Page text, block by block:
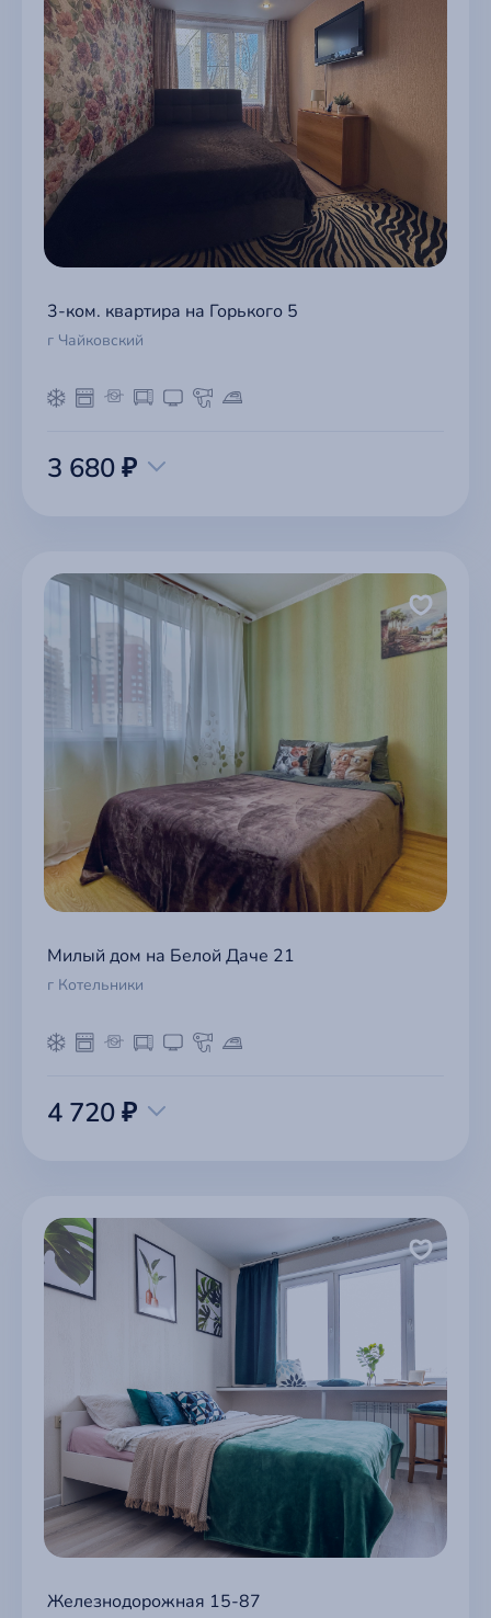
3-ком. квартира на Горького 5
г Чайковский
3 680 ₽
Милый дом на Белой Даче 21
г Котельники
4 720 ₽
Железнодорожная 15-87